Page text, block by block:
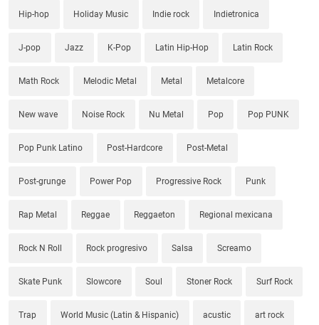
Hip-hop Holiday Music Indie rock Indietronica
J-pop Jazz K-Pop Latin Hip-Hop Latin Rock
Math Rock Melodic Metal Metal Metalcore
New wave Noise Rock Nu Metal Pop Pop PUNK
Pop Punk Latino Post-Hardcore Post-Metal
Post-grunge Power Pop Progressive Rock Punk
Rap Metal Reggae Reggaeton Regional mexicana
Rock N Roll Rock progresivo Salsa Screamo
Skate Punk Slowcore Soul Stoner Rock Surf Rock
Trap World Music (Latin & Hispanic) acustic art rock